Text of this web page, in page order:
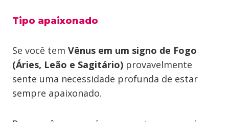
Tipo apaixonado
Se você tem Vênus em um signo de Fogo
(Áries, Leão e Sagitário) provavelmente
sente uma necessidade profunda de estar
sempre apaixonado.